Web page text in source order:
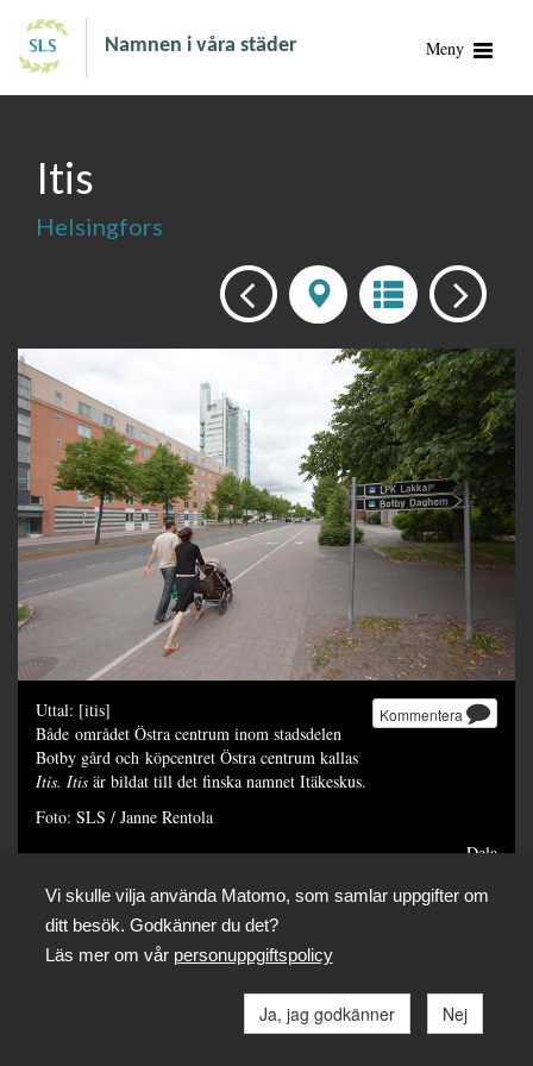
Namnen i våra städer Meny
Itis
Helsingfors
Kommentera
Uttal: [itis]
Både området Östra centrum inom stadsdelen
Botby gård och köpcentret Östra centrum kallas
Itis. Itis är bildat till det finska namnet Itäkeskus.
Foto: SLS / Janne Rentola
Dela
Vi skulle vilja använda Matomo, som samlar uppgifter om
ditt besök. Godkänner du det?
Läs mer om vår personuppgiftspolicy
Ja, jag godkänner Nej